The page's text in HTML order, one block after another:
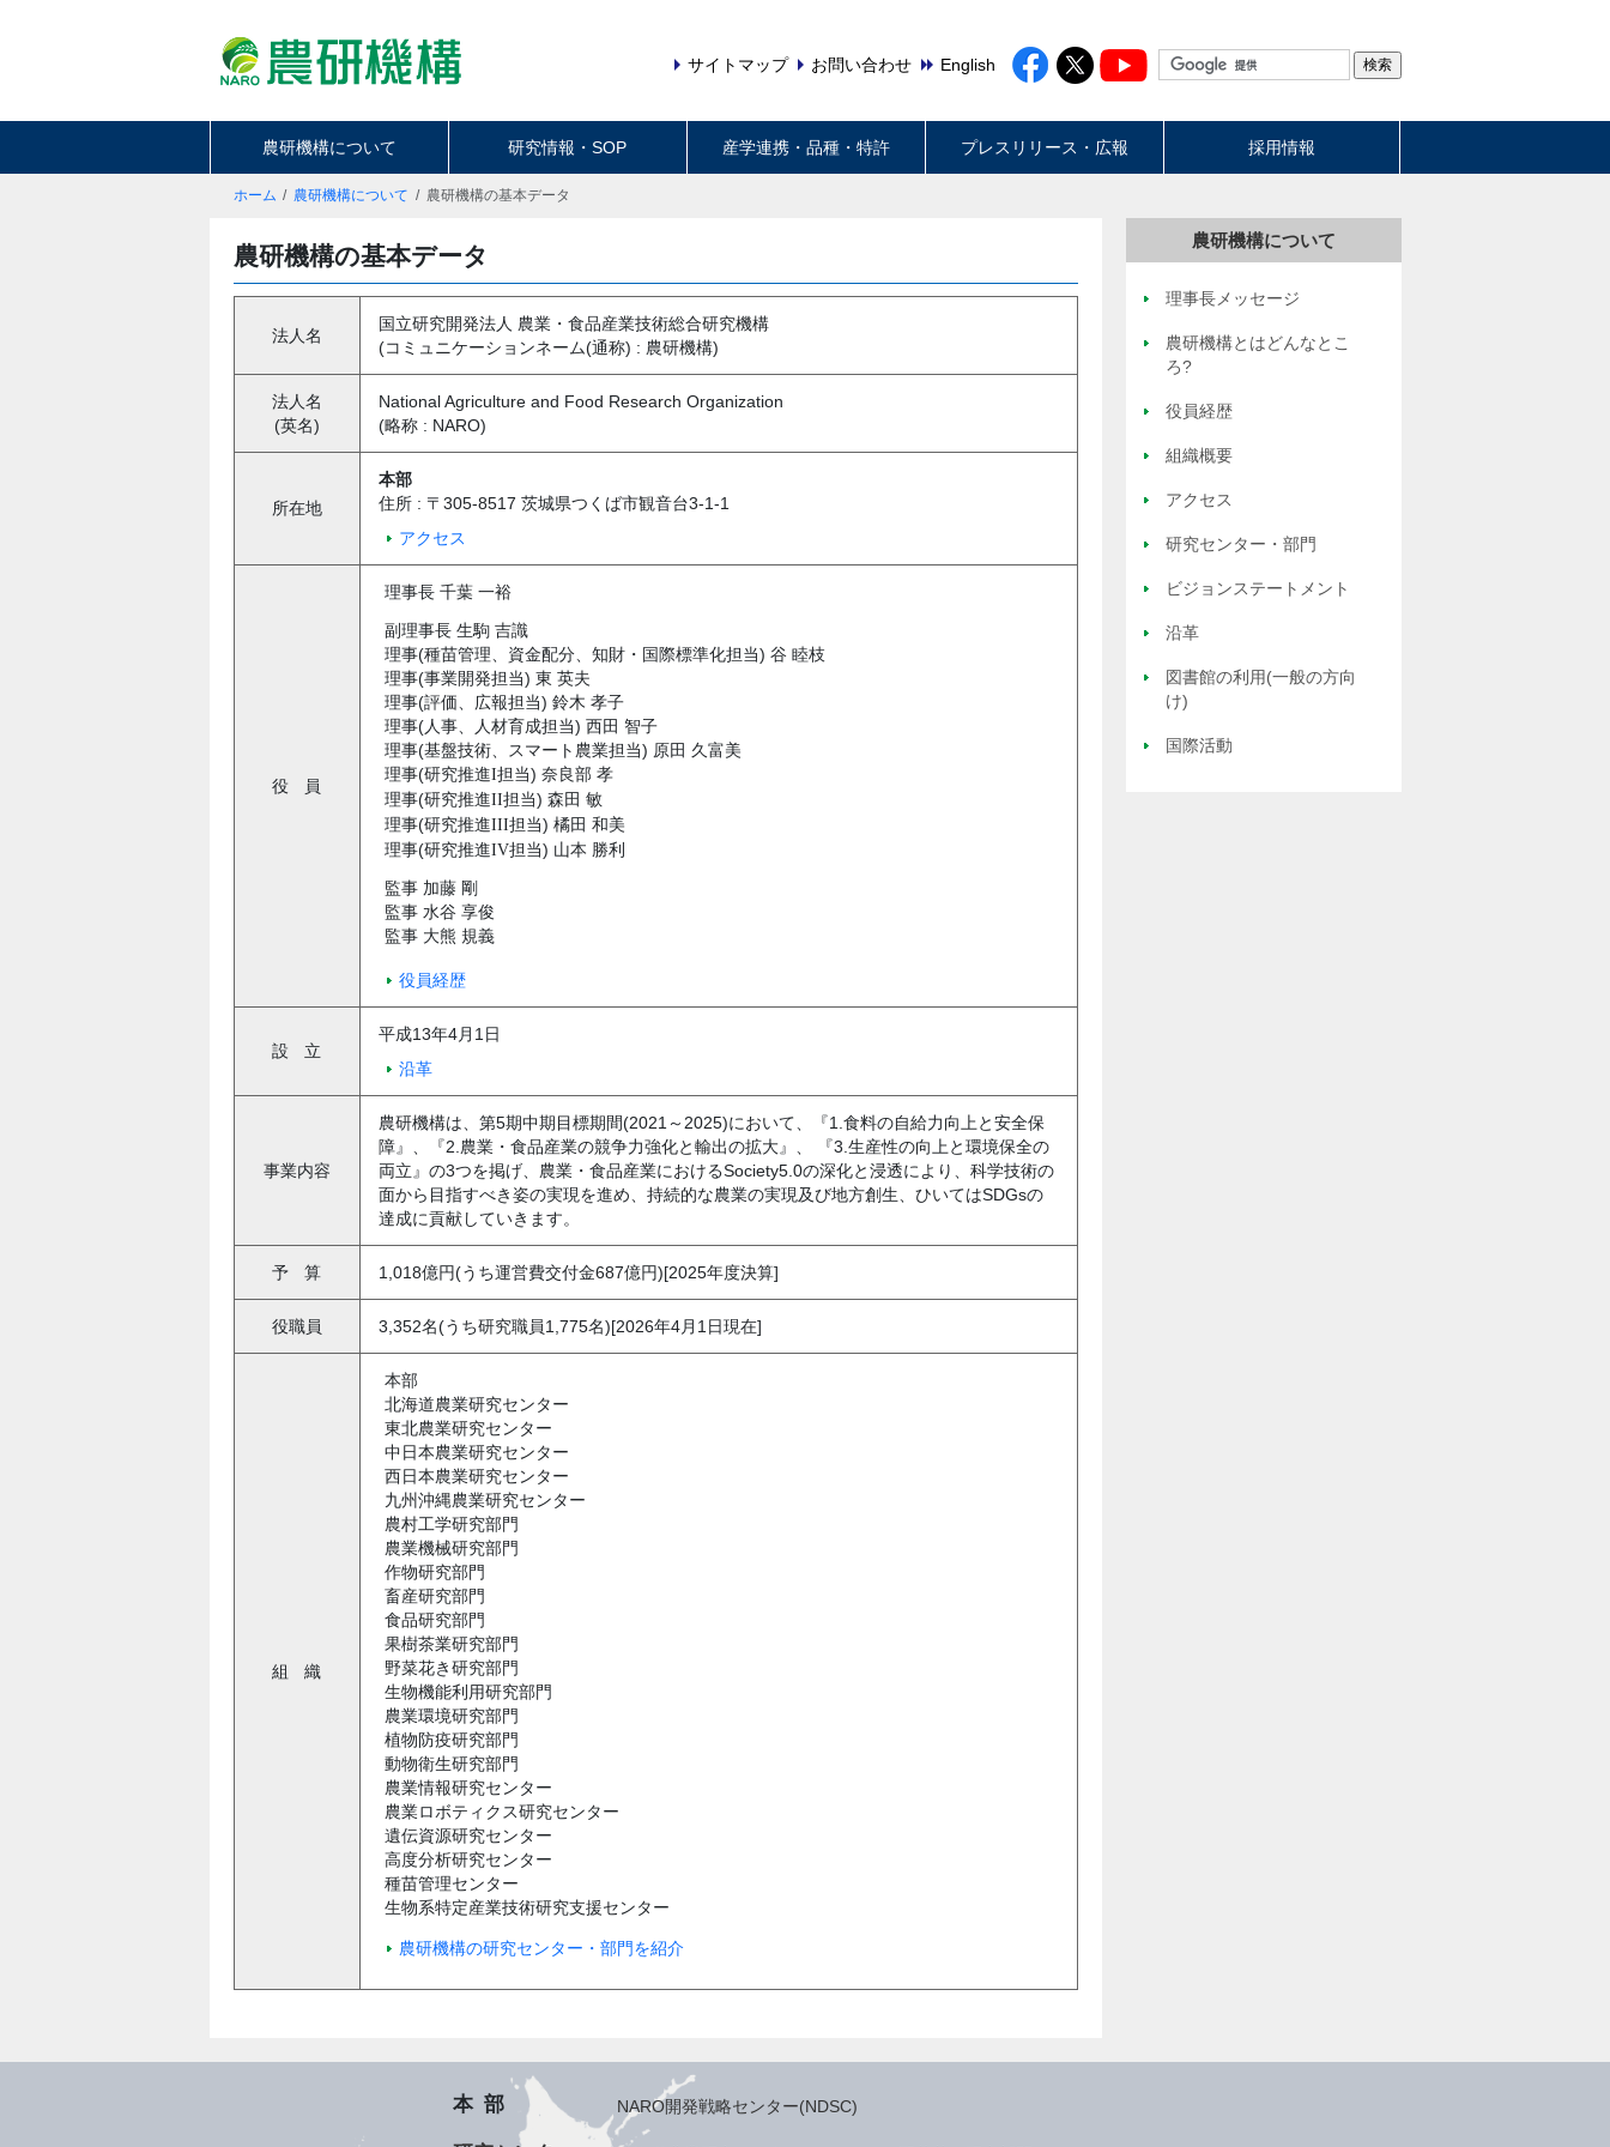
サイトマップ お問い合わせ English
農研機構について 研究情報・SOP 産学連携・品種・特許 プレスリリース・広報 採用情報
ホーム 農研機構について 農研機構の基本データ
農研機構の基本データ
法人名
国立研究開発法人 農業・食品産業技術総合研究機構
(コミュニケーションネーム(通称) : 農研機構)
法人名
(英名)
National Agriculture and Food Research Organization
(略称 : NARO)
所在地
本部
住所 : 〒305-8517 茨城県つくば市観音台3-1-1
アクセス
役 員
理事長 千葉 一裕
副理事長 生駒 吉識
理事(種苗管理、資金配分、知財・国際標準化担当) 谷 睦枝
理事(事業開発担当) 東 英夫
理事(評価、広報担当) 鈴木 孝子
理事(人事、人材育成担当) 西田 智子
理事(基盤技術、スマート農業担当) 原田 久富美
理事(研究推進I担当) 奈良部 孝
理事(研究推進II担当) 森田 敏
理事(研究推進III担当) 橘田 和美
理事(研究推進IV担当) 山本 勝利
監事 加藤 剛
監事 水谷 享俊
監事 大熊 規義
役員経歴
設 立
平成13年4月1日
沿革
事業内容
農研機構は、第5期中期目標期間(2021～2025)において、『1.食料の自給力向上と安全保
障』、『2.農業・食品産業の競争力強化と輸出の拡大』、 『3.生産性の向上と環境保全の
両立』の3つを掲げ、農業・食品産業におけるSociety5.0の深化と浸透により、科学技術の
面から目指すべき姿の実現を進め、持続的な農業の実現及び地方創生、ひいてはSDGsの
達成に貢献していきます。
予算 1,018億円(うち運営費交付金687億円)[2025年度決算]
役職員 3,352名(うち研究職員1,775名)[2026年4月1日現在]
組織
本部
北海道農業研究センター
東北農業研究センター
中日本農業研究センター
西日本農業研究センター
九州沖縄農業研究センター
農村工学研究部門
農業機械研究部門
作物研究部門
畜産研究部門
食品研究部門
果樹茶業研究部門
野菜花き研究部門
生物機能利用研究部門
農業環境研究部門
植物防疫研究部門
動物衛生研究部門
農業情報研究センター
農業ロボティクス研究センター
遺伝資源研究センター
高度分析研究センター
種苗管理センター
生物系特定産業技術研究支援センター
農研機構の研究センター・部門を紹介
農研機構について
理事長メッセージ
農研機構とはどんなとこ
ろ?
役員経歴
組織概要
アクセス
研究センター・部門
ビジョンステートメント
沿革
図書館の利用(一般の方向
け)
国際活動
本部 NARO開発戦略センター(NDSC)